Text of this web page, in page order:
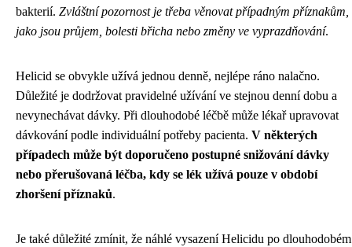
bakterií. Zvláštní pozornost je třeba věnovat případným příznakům,
jako jsou průjem, bolesti břicha nebo změny ve vyprazdňování.
Helicid se obvykle užívá jednou denně, nejlépe ráno nalačno.
Důležité je dodržovat pravidelné užívání ve stejnou denní dobu a
nevynechávat dávky. Při dlouhodobé léčbě může lékař upravovat
dávkování podle individuální potřeby pacienta. V některých
případech může být doporučeno postupné snižování dávky
nebo přerušovaná léčba, kdy se lék užívá pouze v období
zhoršení příznaků.
Je také důležité zmínit, že náhlé vysazení Helicidu po dlouhodobém